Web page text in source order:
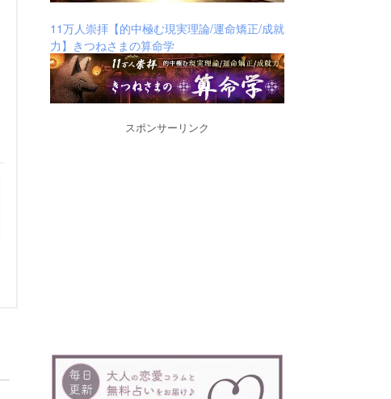
11万人崇拝【的中極む現実理論/運命矯正/成就
力】きつねさまの算命学
スポンサーリンク